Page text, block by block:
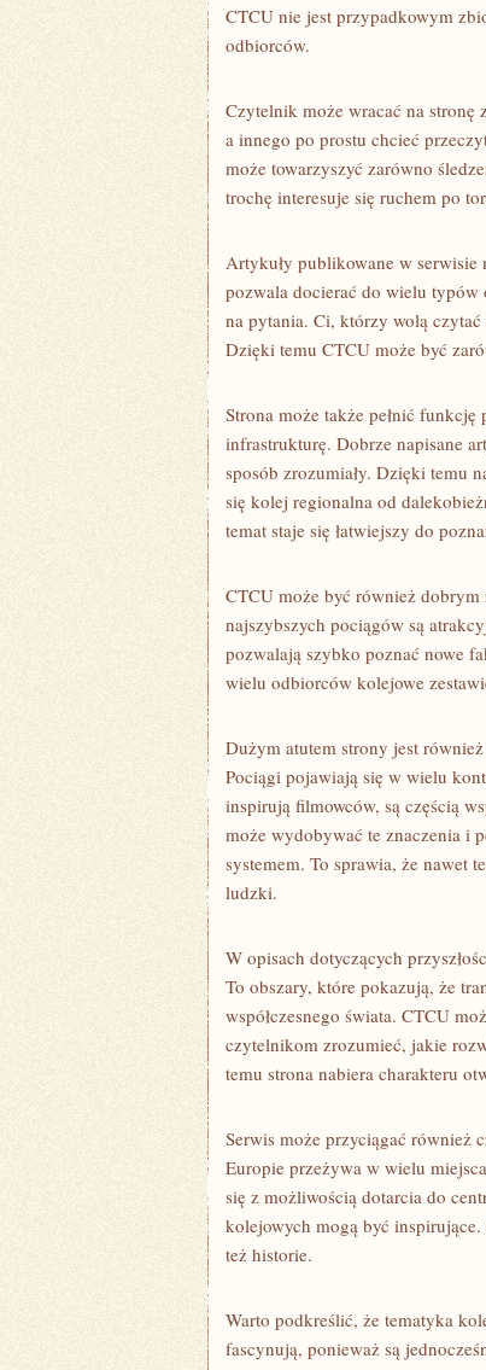
CTCU nie jest przypadkowym
odbiorców.
Czytelnik może wracać na stronę
a innego po prostu chcieć
może towarzyszyć zarówno
trochę interesuje się ruchem po
Artykuły publikowane w serwisie
pozwala docierać do wielu typów
na pytania. Ci, którzy wolą
Dzięki temu CTCU może być
Strona może także pełnić
infrastrukturę. Dobrze napisane
sposób zrozumiały. Dzięki temu
się kolej regionalna od
temat staje się łatwiejszy do
CTCU może być również
najszybszych pociągów są
pozwalają szybko poznać nowe
wielu odbiorców kolejowe
Dużym atutem strony jest
Pociągi pojawiają się w wielu
inspirują filmowców, są częścią
może wydobywać te znaczenia i
systemem. To sprawia, że nawet
ludzki.
W opisach dotyczących
To obszary, które pokazują, że
współczesnego świata. CTCU
czytelnikom zrozumieć, jakie
temu strona nabiera charakteru
Serwis może przyciągać również
Europie przeżywa w wielu
się z możliwością dotarcia do
kolejowych mogą być
też historie.
Warto podkreślić, że tematyka
fascynują, ponieważ są